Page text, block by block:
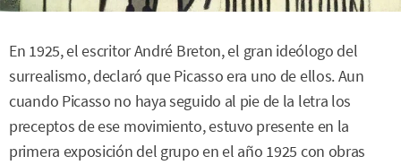
En 1925, el escritor André Breton, el gran ideólogo del
surrealismo, declaró que Picasso era uno de ellos. Aun
cuando Picasso no haya seguido al pie de la letra los
preceptos de ese movimiento, estuvo presente en la
primera exposición del grupo en el año 1925 con obras